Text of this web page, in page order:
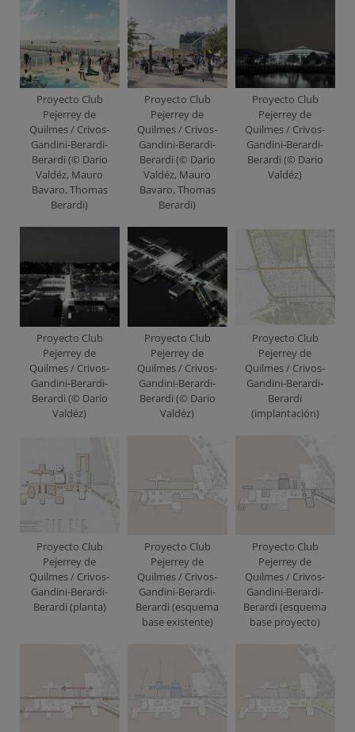
Proyecto Club
Pejerrey de
Quilmes / Crivos-
Gandini-Berardi-
Berardi (© Dario
Valdéz, Mauro
Bavaro, Thomas
Berardi)
Proyecto Club
Pejerrey de
Quilmes / Crivos-
Gandini-Berardi-
Berardi (© Dario
Valdéz, Mauro
Bavaro, Thomas
Berardi)
Proyecto Club
Pejerrey de
Quilmes / Crivos-
Gandini-Berardi-
Berardi (© Dario
Valdéz)
Proyecto Club
Pejerrey de
Quilmes / Crivos-
Gandini-Berardi-
Berardi (© Dario
Valdéz)
Proyecto Club
Pejerrey de
Quilmes / Crivos-
Gandini-Berardi-
Berardi (© Dario
Valdéz)
Proyecto Club
Pejerrey de
Quilmes / Crivos-
Gandini-Berardi-
Berardi
(implantación)
Proyecto Club
Pejerrey de
Quilmes / Crivos-
Gandini-Berardi-
Berardi (planta)
Proyecto Club
Pejerrey de
Quilmes / Crivos-
Gandini-Berardi-
Berardi (esquema
base existente)
Proyecto Club
Pejerrey de
Quilmes / Crivos-
Gandini-Berardi-
Berardi (esquema
base proyecto)